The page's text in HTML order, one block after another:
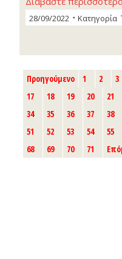
28/09/2022 Κατηγορία
Προηγούμενο 1 2 3
17
18 19 20 21
34
35 36 37 38
51
52 53 54 55
68
69 70 71